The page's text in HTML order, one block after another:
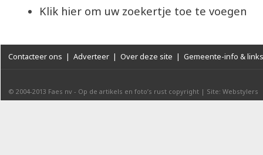
Klik hier om uw zoekertje toe te voegen
Contacteer ons | Adverteer | Over deze site | Gemeente-info & links
© 2004-2013 Faes nv - Op de artikels en foto’s rust copyright | Site: Webstylers